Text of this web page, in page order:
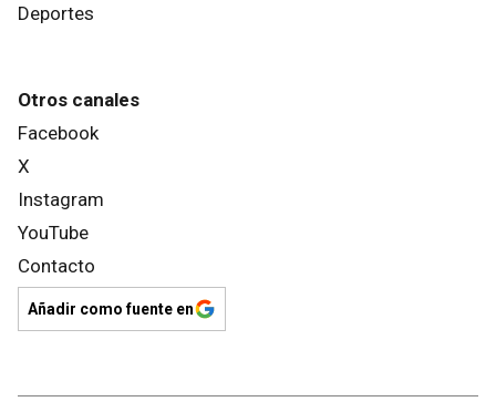
Deportes
Otros canales
Facebook
X
Instagram
YouTube
Contacto
Añadir como fuente en